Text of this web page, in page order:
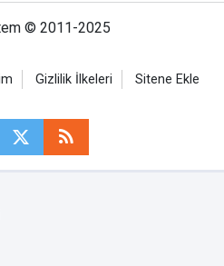
© 2011-2025
Gizlilik İlkeleri Sitene Ekle